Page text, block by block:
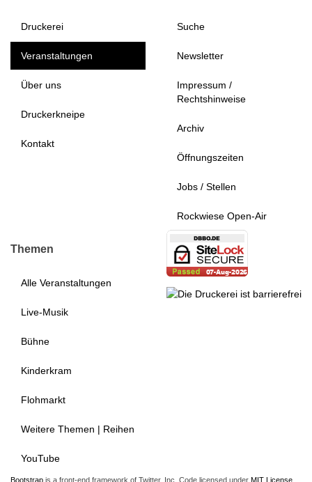
Druckerei
Veranstaltungen
Über uns
Druckerkneipe
Kontakt
Suche
Newsletter
Impressum /
Rechtshinweise
Archiv
Öffnungszeiten
Jobs / Stellen
Rockwiese Open-Air
Themen
Alle Veranstaltungen
Live-Musik
Bühne
Kinderkram
Flohmarkt
Weitere Themen | Reihen
YouTube
Bootstrap is a front-end framework of Twitter, Inc. Code licensed under MIT License.